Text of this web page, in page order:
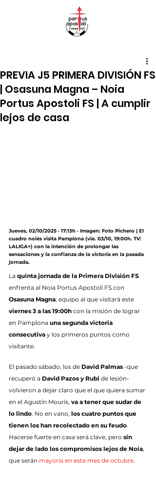
PREVIA J5 PRIMERA DIVISIÓN FS
| Osasuna Magna – Noia
Portus Apostoli FS | A cumplir
lejos de casa
Jueves, 02/10/2025 · 17:13h · Imagen: Foto Pichero | El
cuadro noiés visita Pamplona (vie. 03/10, 19:00h. TV:
LALIGA+) con la intención de prolongar las
sensaciones y la confianza de la victoria en la pasada
jornada.
La quinta jornada de la Primera División FS
enfrenta al Noia Portus Apostoli FS con
Osasuna Magna, equipo al que visitará este
viernes 3 a las 19:00h con la misión de lograr
en Pamplona una segunda victoria
consecutiva y los primeros puntos como
visitante.
El pasado sábado, los de David Palmas -que
recuperó a David Pazos y Rubi de lesión-
volvieron a dejar claro que el que quiera sumar
en el Agustín Mourís, va a tener que sudar de
lo lindo. No en vano, los cuatro puntos que
tienen los han recolectado en su feudo.
Hacerse fuerte en casa será clave, pero sin
dejar de lado los compromisos lejos de Noia,
que serán mayoría en este mes de octubre.